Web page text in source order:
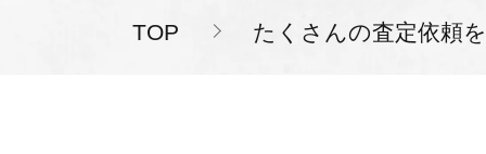
TOP たくさんの査定依頼